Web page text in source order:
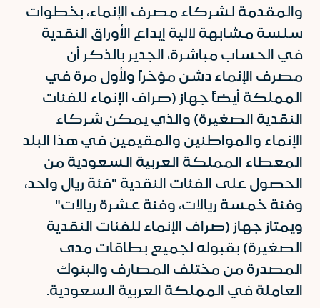
والمقدمة لشركاء مصرف الإنماء، بخطوات
سلسة مشابهة لآلية إيداع الأوراق النقدية
في الحساب مباشرة، الجدير بالذكر أن
مصرف الإنماء دشن مؤخراً ولأول مرة في
المملكة أيضاً جهاز (صراف الإنماء للفئات
النقدية الصغيرة) والذي يمكن شركاء
الإنماء والمواطنين والمقيمين في هذا البلد
المعطاء المملكة العربية السعودية من
الحصول على الفئات النقدية "فئة ريال واحد،
وفئة خمسة ريالات، وفئة عشرة ريالات"
ويمتاز جهاز (صراف الإنماء للفئات النقدية
الصغيرة) بقبوله لجميع بطاقات مدى
المصدرة من مختلف المصارف والبنوك
العاملة في المملكة العربية السعودية.